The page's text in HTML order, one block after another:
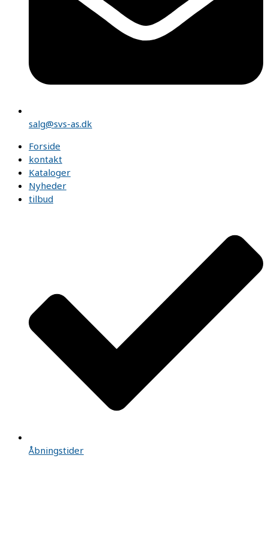
salg@svs-as.dk
Forside
kontakt
Kataloger
Nyheder
tilbud
Åbningstider